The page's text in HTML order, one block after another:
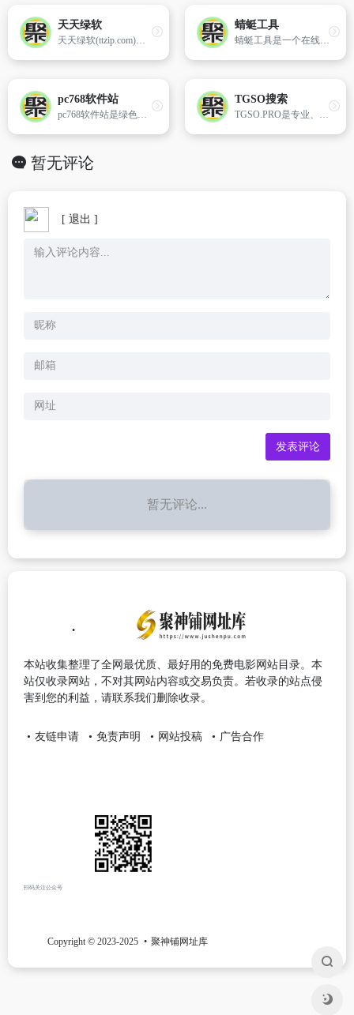
天天绿软
天天绿软(ttzip.com)提供最新免费绿色软件、安卓APP、Mac软件及热门单机游戏安全下载。每日更新，资源全面，专注为用户分享优质软件工具及技术文章热点资讯。
蜻蜓工具
蜻蜓工具是一个在线工具网站，包含开发工具，转换工具，图片视频工具，办公辅助，站长工具等，为大家提供免费的在线工具服务
pc768软件站
pc768软件站是绿色安全的软件下载中心,免费提供多种软件下载,有聊天工具,视频播放,游戏软件,输入法,系统工具等软件;软件齐全,您想要找的软件都可以在pc768软件站找到。
TGSO搜索
TGSO.PRO是专业、精准、实时的telegram在线搜索引擎,实时更新Telegram各大频道\群组(公开\私密)消息记录，提供专业的中英文历史数据搜索。
暂无评论
[ 退出 ]
暂无评论...
本站收集整理了全网最优质、最好用的免费电影网站目录。本
站仅收录网站，不对其网站内容或交易负责。若收录的站点侵
害到您的利益，请联系我们删除收录。
友链申请 免责声明 网站投稿 广告合作
扫码关注公众号
Copyright © 2023-2025 聚神铺网址库